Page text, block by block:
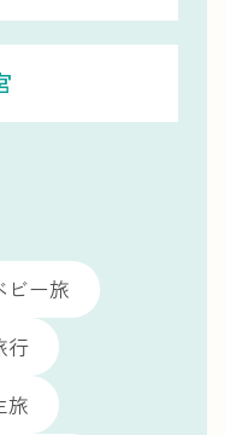
ビー旅
行
旅